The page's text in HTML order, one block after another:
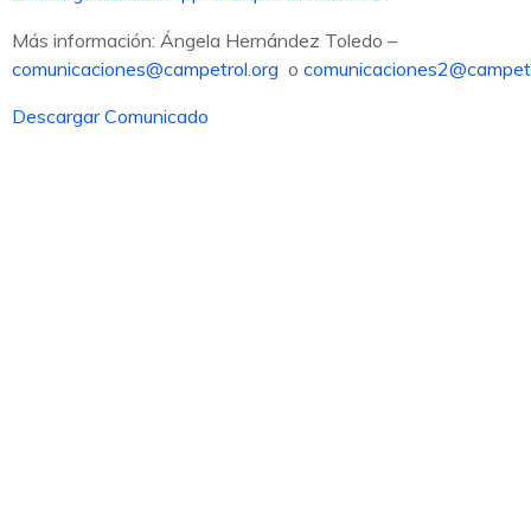
Más información: Ángela Hernández Toledo –
comunicaciones@campetrol.org o
Descargar Comunicado